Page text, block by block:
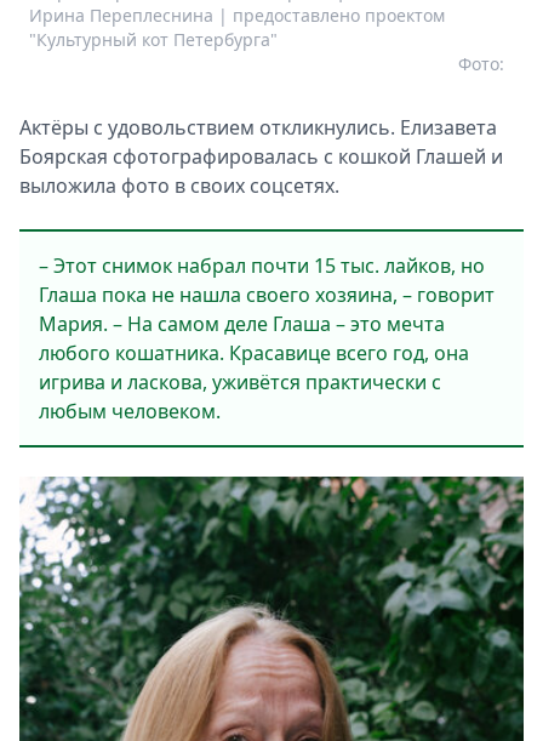
Ирина Переплеснина | предоставлено проектом
"Культурный кот Петербурга"
Фото:
Актёры с удовольствием откликнулись. Елизавета
Боярская сфотографировалась с кошкой Глашей и
выложила фото в своих соцсетях.
– Этот снимок набрал почти 15 тыс. лайков, но
Глаша пока не нашла своего хозяина, – говорит
Мария. – На самом деле Глаша – это мечта
любого кошатника. Красавице всего год, она
игрива и ласкова, уживётся практически с
любым человеком.